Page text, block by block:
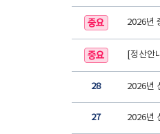
2026년
[정산안
28 2026년
27 2026년